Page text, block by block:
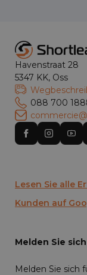
Havenstraat 28
5347 KK, Oss
088 700
Lesen Sie alle
Kunden auf
Melden Sie
Melden Sie sich